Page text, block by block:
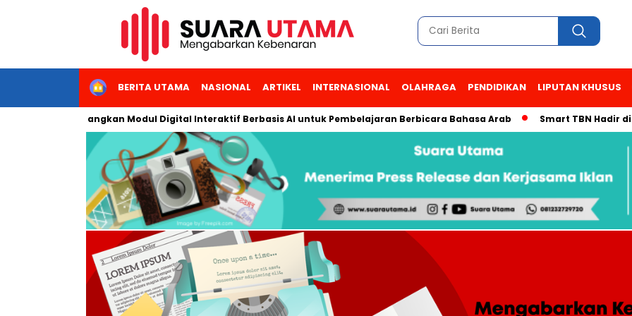
HOMEBERITA UTAMA NASIONAL ARTIKEL INTERNASIONAL OLAHRAGA PENDIDIKAN LIPUTAN KHUSUS
Kembangkan Modul Digital Interaktif Berbasis AI untuk Pembelajaran Berbicara Bahasa Arab Smart TBN Hadir di Desa